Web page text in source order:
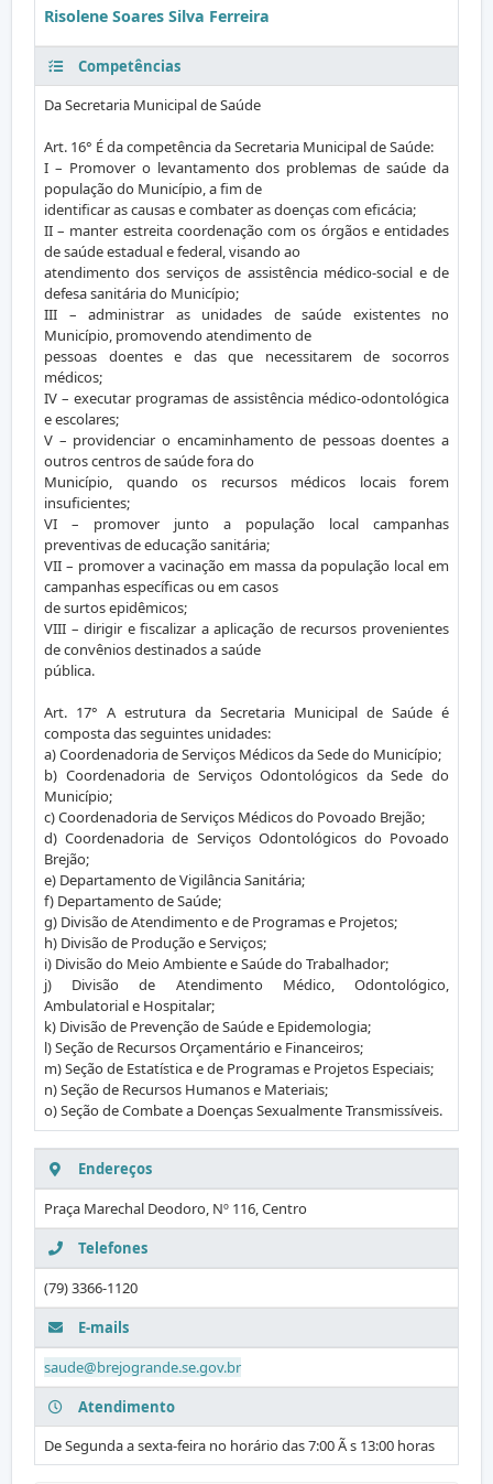
Risolene Soares Silva Ferreira
Competências
Da Secretaria Municipal de Saúde
Art. 16° É da competência da Secretaria Municipal de Saúde:
I – Promover o levantamento dos problemas de saúde da
população do Município, a fim de
identificar as causas e combater as doenças com eficácia;
II – manter estreita coordenação com os órgãos e entidades
de saúde estadual e federal, visando ao
atendimento dos serviços de assistência médico-social e de
defesa sanitária do Município;
III – administrar as unidades de saúde existentes no
Município, promovendo atendimento de
pessoas doentes e das que necessitarem de socorros
médicos;
IV – executar programas de assistência médico-odontológica
e escolares;
V – providenciar o encaminhamento de pessoas doentes a
outros centros de saúde fora do
Município, quando os recursos médicos locais forem
insuficientes;
VI – promover junto a população local campanhas
preventivas de educação sanitária;
VII – promover a vacinação em massa da população local em
campanhas específicas ou em casos
de surtos epidêmicos;
VIII – dirigir e fiscalizar a aplicação de recursos provenientes
de convênios destinados a saúde
pública.
Art. 17° A estrutura da Secretaria Municipal de Saúde é
composta das seguintes unidades:
a) Coordenadoria de Serviços Médicos da Sede do Município;
b) Coordenadoria de Serviços Odontológicos da Sede do
Município;
c) Coordenadoria de Serviços Médicos do Povoado Brejão;
d) Coordenadoria de Serviços Odontológicos do Povoado
Brejão;
e) Departamento de Vigilância Sanitária;
f) Departamento de Saúde;
g) Divisão de Atendimento e de Programas e Projetos;
h) Divisão de Produção e Serviços;
i) Divisão do Meio Ambiente e Saúde do Trabalhador;
j) Divisão de Atendimento Médico, Odontológico,
Ambulatorial e Hospitalar;
k) Divisão de Prevenção de Saúde e Epidemologia;
l) Seção de Recursos Orçamentário e Financeiros;
m) Seção de Estatística e de Programas e Projetos Especiais;
n) Seção de Recursos Humanos e Materiais;
o) Seção de Combate a Doenças Sexualmente Transmissíveis.
Endereços
Praça Marechal Deodoro, Nº 116, Centro
Telefones
(79) 3366-1120
E-mails
saude@brejogrande.se.gov.br
Atendimento
De Segunda a sexta-feira no horário das 7:00 Ã s 13:00 horas